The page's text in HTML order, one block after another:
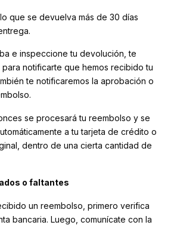
que se devuelva más de 30 días
e inspeccione tu devolución, te
para notificarte que hemos recibido tu
te notificaremos la aprobación o
se procesará tu reembolso y se
a tu tarjeta de crédito o
dentro de una cierta cantidad de
​​o faltantes
un reembolso, primero verifica
bancaria. Luego, comunícate con la